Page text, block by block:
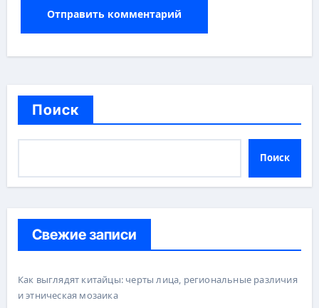
Поиск
Поиск
Свежие записи
Как выглядят китайцы: черты лица, региональные различия
и этническая мозаика